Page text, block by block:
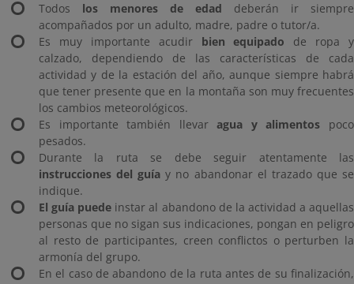
Todos los menores de edad deberán ir siempre
acompañados por un adulto, madre, padre o tutor/a.
Es muy importante acudir bien equipado de ropa y
calzado, dependiendo de las características de cada
actividad y de la estación del año, aunque siempre habrá
que tener presente que en la montaña son muy frecuentes
los cambios meteorológicos.
Es importante también llevaragua y alimentos poco
pesados.
Durante la ruta se debe seguir atentamente las
instrucciones del guía y no abandonar el trazado que se
indique.
El guía puede instar al abandono de la actividad a aquellas
personas que no sigan sus indicaciones, pongan en peligro
al resto de participantes, creen conflictos o perturben la
armonía del grupo.
En el caso de abandono de la ruta antes de su finalización,